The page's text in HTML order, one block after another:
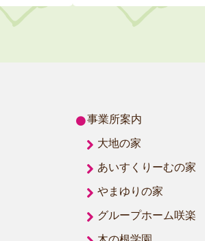
事業所案内
大地の家
あいすくりーむの家
やまゆりの家
グループホーム咲楽